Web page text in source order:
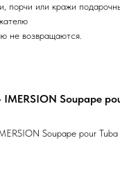
порчи или кражи
не возвращаются.
Soupape
Soupape pour Tuba